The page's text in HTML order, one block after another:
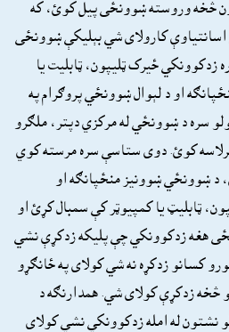
څخه وروسته ښوونځى پيل کوئ، که
کارولاى شي بېليکې ښوونځى
زدکوونکي ځيرک ټليپون، ټابليت يا
او د لېوال ښوونځي پروګرام په
سره د ښوونځي له مرکزي دپتر، ملګرو
کوئ. دوى ستاسې سره مرسته کوي
ښوونځي ښوونيز منځپانګه او
ټابليټ يا کمپيوټر کې سمبال کړئ او
هغه زدکوونکي چې پليکه زدکړې نشي
کسانو زدکړه نه شي کولاى په ځانګړو
څخه زدکړې کولاى شي. همدارنګه د
نشتون له امله زدکوونکي نشي کولاى